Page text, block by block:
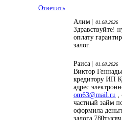
Ответить
Алим |
01.08.2026
Здравствуйте!
оплату
залог.
Раиса | 01.08.2026
Виктор
кредитору ИП
адрес
om63@mail.ru ,
частный займ
оформила
залога